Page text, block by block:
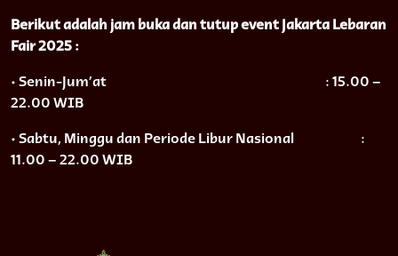
Berikut adalah jam buka dan tutup event Jakarta Lebaran
Fair 2025 :
• Senin-Jum’at
: 15.00 –
22.00 WIB
• Sabtu, Minggu dan Periode Libur Nasional
:
11.00 – 22.00 WIB